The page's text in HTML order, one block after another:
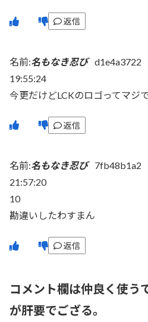
返信
名前:名もなき忍び d1e4a3722
19:55:24
今更だけどLCKのロゴってマジ
返信
名前:名もなき忍び 7fb48b1a2
21:57:20
10
勘違いしたわすまん
返信
コメント欄は仲良く使う
が肝要でござる。